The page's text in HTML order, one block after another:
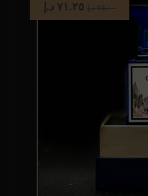
٧٥.٠٠ د.إ ٧١.٢٥ د.إ